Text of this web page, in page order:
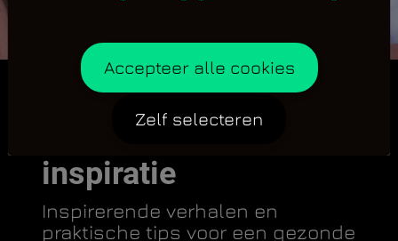
Accepteer alle cookies
Zelf selecteren
Jij je doelen, wij de
inspiratie
Inspirerende verhalen en
praktische tips voor een gezonde